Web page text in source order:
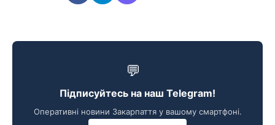
💬
Підписуйтесь на наш Telegram!
Оперативні новини Закарпаття у вашому смартфоні.